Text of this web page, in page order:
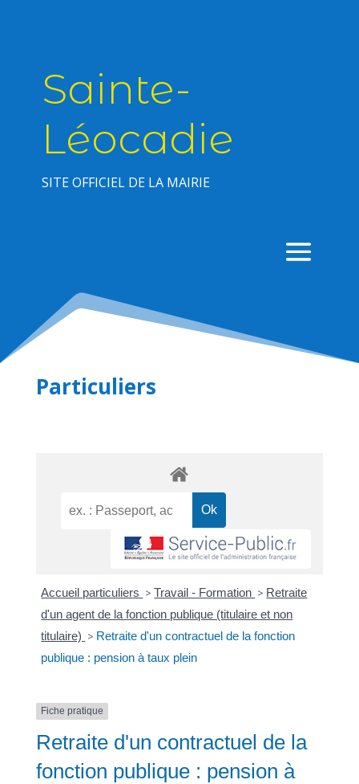
Sainte-
Léocadie
SITE OFFICIEL DE LA MAIRIE
Particuliers
Accueil particuliers > Travail - Formation > Retraite
d'un agent de la fonction publique (titulaire et non
titulaire) > Retraite d'un contractuel de la fonction
publique : pension à taux plein
Fiche pratique
Retraite d'un contractuel de la
fonction publique : pension à